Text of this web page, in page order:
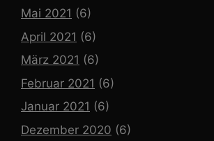
Mai 2021 (6)
April 2021 (6)
März 2021 (6)
Februar 2021 (6)
Januar 2021 (6)
Dezember 2020 (6)